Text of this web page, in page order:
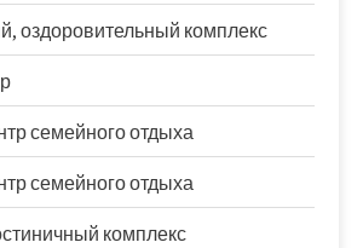
оздоровительный комплекс
семейного отдыха
семейного отдыха
комплекс